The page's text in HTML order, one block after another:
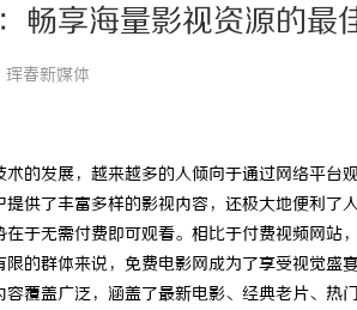
畅享海量影视资源的最
春新媒体
术的发展，越来越多的人倾向于通过网络平
提供了丰富多样的影视内容，还极大地便利了
在于无需付费即可观看。相比于付费视频网
限的群体来说，免费电影网成为了享受视觉盛
容覆盖广泛，涵盖了最新电影、经典老片、